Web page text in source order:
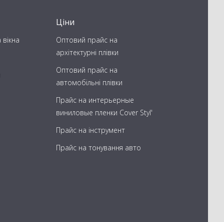
Ціни
Оптовий прайс на
архітектурні плівки
Оптовий прайс на
автомобільні плівки
Прайс на интерьерные
виниловые пленки Cover Styl'
Прайс на інструмент
Прайс на тонування авто